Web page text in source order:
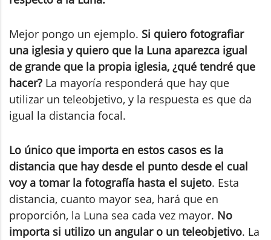
Mejor pongo un ejemplo. Si quiero fotografiar
una iglesia y quiero que la Luna aparezca igual
de grande que la propia iglesia, ¿qué tendré que
hacer? La mayoría responderá que hay que
utilizar un teleobjetivo, y la respuesta es que da
igual la distancia focal.
Lo único que importa en estos casos es la
distancia que hay desde el punto desde el cual
voy a tomar la fotografía hasta el sujeto. Esta
distancia, cuanto mayor sea, hará que en
proporción, la Luna sea cada vez mayor. No
importa si utilizo un angular o un teleobjetivo. La